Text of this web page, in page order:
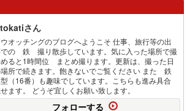
さん
オッチングのブログへようこそ 仕事、旅行等の出
での 鉄 撮り散歩しています。気に入った場所で撮
めると1時間位 まとめ撮ります。更新は、撮った日
所で続きます。飽きないでご覧ください また 鉄
（16番）も趣味でしています。こちらも進み具合
ます。 どうぞ宜しくお願い致します。
フォローする